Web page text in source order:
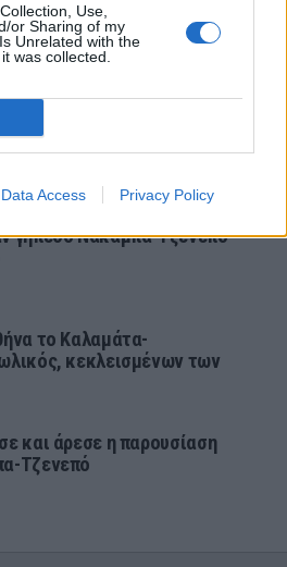
Use,
or Sharing of my
Unrelated with the
was collected.
Data Access Privacy Policy
Μάρβελους Νακάμπα
γήπεδο Νακάμπα-Τζενεπό
το Καλαμάτα-
κεκλεισμένων των
και άρεσε η παρουσίαση
Τζενεπό